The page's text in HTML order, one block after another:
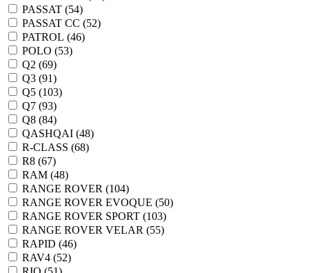
PASSAT (54)
PASSAT CC (52)
PATROL (46)
POLO (53)
Q2 (69)
Q3 (91)
Q5 (103)
Q7 (93)
Q8 (84)
QASHQAI (48)
R-CLASS (68)
R8 (67)
RAM (48)
RANGE ROVER (104)
RANGE ROVER EVOQUE (50)
RANGE ROVER SPORT (103)
RANGE ROVER VELAR (55)
RAPID (46)
RAV4 (52)